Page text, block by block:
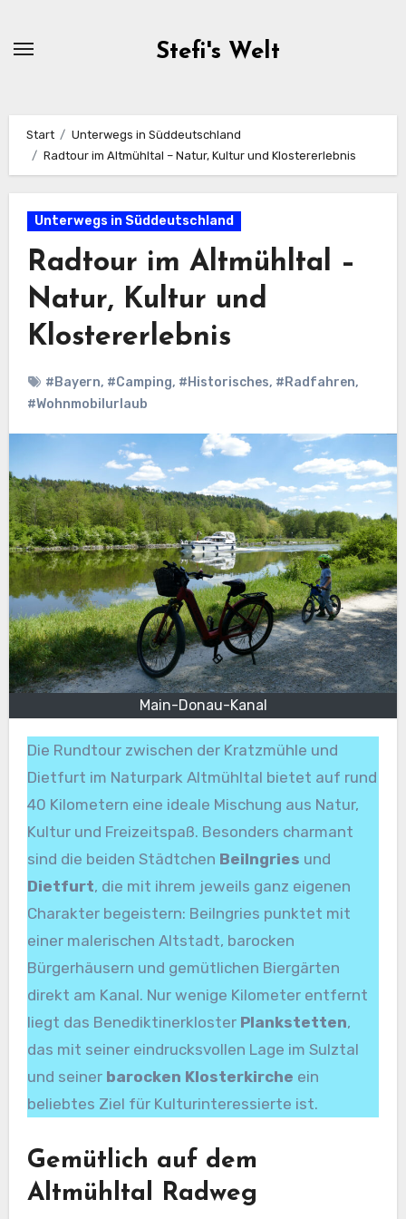
Stefi's Welt
Start
Unterwegs in Süddeutschland
Radtour im Altmühltal – Natur, Kultur und Klostererlebnis
Unterwegs in Süddeutschland
Radtour im Altmühltal –
Natur, Kultur und
Klostererlebnis
#Bayern, #Camping, #Historisches, #Radfahren,
#Wohnmobilurlaub
Main-Donau-Kanal
Die Rundtour zwischen der Kratzmühle und
Dietfurt im Naturpark Altmühltal bietet auf rund
40 Kilometern eine ideale Mischung aus Natur,
Kultur und Freizeitspaß. Besonders charmant
sind die beiden Städtchen Beilngries und
Dietfurt, die mit ihrem jeweils ganz eigenen
Charakter begeistern: Beilngries punktet mit
einer malerischen Altstadt, barocken
Bürgerhäusern und gemütlichen Biergärten
direkt am Kanal. Nur wenige Kilometer entfernt
liegt das Benediktinerkloster Plankstetten,
das mit seiner eindrucksvollen Lage im Sulztal
und seiner barocken Klosterkirche ein
beliebtes Ziel für Kulturinteressierte ist.
Gemütlich auf dem
Altmühltal Radweg